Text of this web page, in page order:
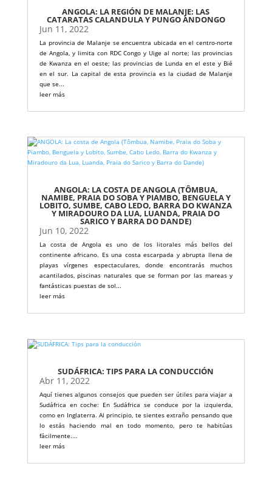
ANGOLA: LA REGIÓN DE MALANJE: LAS
CATARATAS CALANDULA Y PUNGO ANDONGO
Jun 11, 2022
La provincia de Malanje se encuentra ubicada en el centro-norte
de Angola, y limita con RDC Congo y Uige al norte; las provincias
de Kwanza en el oeste; las provincias de Lunda en el este y Bié
en el sur. La capital de esta provincia es la ciudad de Malanje
que se...
leer más
ANGOLA: LA COSTA DE ANGOLA (TÔMBUA,
NAMIBE, PRAIA DO SOBA Y PIAMBO, BENGUELA Y
LOBITO, SUMBE, CABO LEDO, BARRA DO KWANZA
Y MIRADOURO DA LUA, LUANDA, PRAIA DO
SARICO Y BARRA DO DANDE)
Jun 10, 2022
La costa de Angola es uno de los litorales más bellos del
continente africano. Es una costa escarpada y abrupta llena de
playas vírgenes espectaculares, donde encontrarás muchos
acantilados, piscinas naturales que se forman por las mareas y
fantásticas puestas de sol...
leer más
SUDÁFRICA: TIPS PARA LA CONDUCCIÓN
Abr 11, 2022
Aquí tienes algunos consejos que pueden ser útiles para viajar a
Sudáfrica en coche: En Sudáfrica se conduce por la izquierda,
como en Inglaterra. Al principio, te sientes extraño pensando que
lo estás haciendo mal en todo momento, pero te habitúas
fácilmente....
leer más